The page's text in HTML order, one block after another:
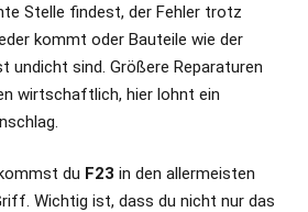
Stelle findest, der Fehler trotz
kommt oder Bauteile wie der
undicht sind. Größere Reparaturen
wirtschaftlich, hier lohnt ein
du F23 in den allermeisten
Wichtig ist, dass du nicht nur das